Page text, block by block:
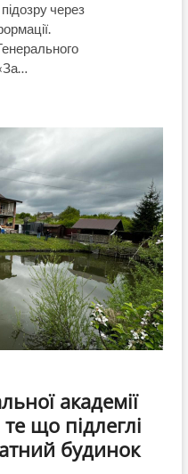
через
академії
що підлеглі
будинок